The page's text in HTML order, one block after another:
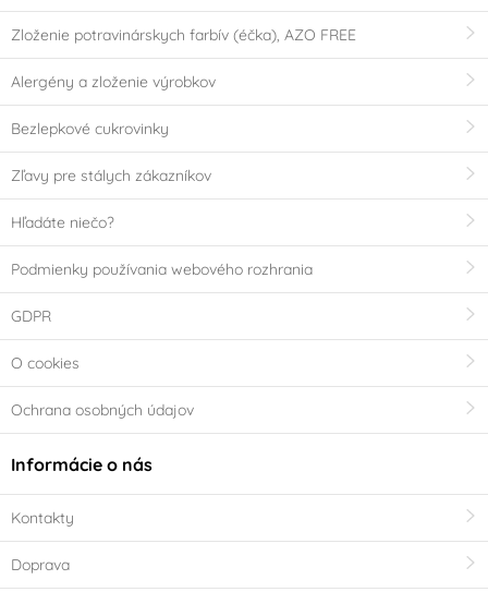
Zloženie potravinárskych farbív (éčka), AZO FREE
Alergény a zloženie výrobkov
Bezlepkové cukrovinky
Zľavy pre stálych zákazníkov
Hľadáte niečo?
Podmienky používania webového rozhrania
GDPR
O cookies
Ochrana osobných údajov
Informácie o nás
Kontakty
Doprava